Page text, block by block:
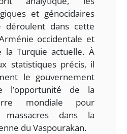
et génocidaires
dans cette
occidentale et
la Turquie actuelle. À
statistiques précis, il
le gouvernement
l’opportunité de la
mondiale pour
dans la
du Vaspourakan.